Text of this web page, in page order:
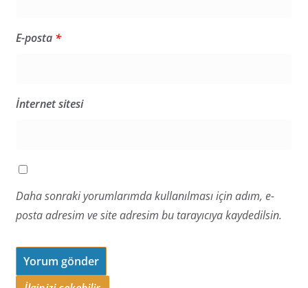
E-posta *
İnternet sitesi
Daha sonraki yorumlarımda kullanılması için adım, e-
posta adresim ve site adresim bu tarayıcıya kaydedilsin.